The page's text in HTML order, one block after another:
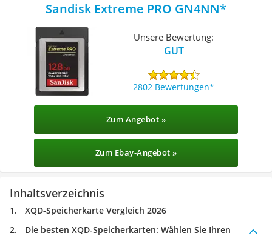
Sandisk Extreme PRO GN4NN
Unsere Bewertung:
GUT
2802 Bewertungen
Zum Angebot »
Zum Ebay-Angebot »
Inhaltsverzeichnis
XQD-Speicherkarte Vergleich 2026
Die besten XQD-Speicherkarten: Wählen Sie Ihren